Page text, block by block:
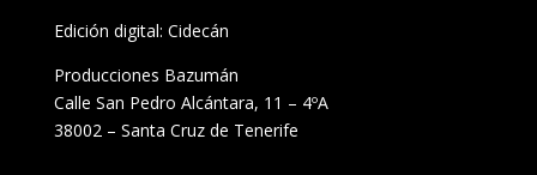
Edición digital: Cidecán
Producciones Bazumán
Calle San Pedro Alcántara, 11 – 4ºA
38002 – Santa Cruz de Tenerife